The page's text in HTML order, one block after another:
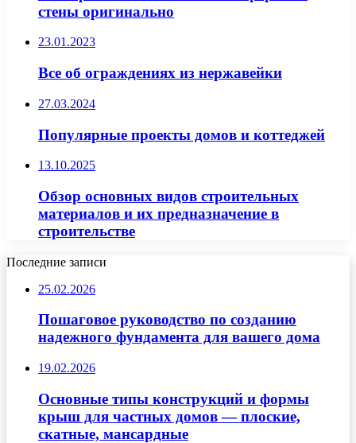
стены оригинально
23.01.2023
Все об ограждениях из нержавейки
27.03.2024
Популярные проекты домов и коттеджей
13.10.2025
Обзор основных видов строительных
материалов и их предназначение в
строительстве
Последние записи
25.02.2026
Пошаговое руководство по созданию
надежного фундамента для вашего дома
19.02.2026
Основные типы конструкций и формы
крыш для частных домов — плоские,
скатные, мансардные